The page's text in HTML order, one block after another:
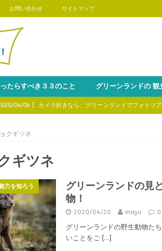
お問い合わせ サイトマップ
たらすべき３３のこと グリーンランドの
04/06 ] カメラ好きなら、グリーンランドでフォトツ
03/16 ]
03/02 ] グリーンランドといえば、氷山ツアーは外せな
02/17 ] グリーンランドのスキーの醍醐味はヘリスキ
う
04/20 ] グリーンランドの見どころはやっぱり野生動物
クギツネ
ギツネ
力を知ろう
グリーンランドの見
物！
2020/04/20 mayu 0
グリーンランドの野生動物た
いことをご […]